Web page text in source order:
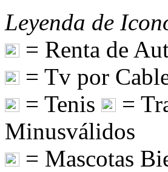
Leyenda de
= Renta de
= Tv por
= Tenis
=
Minusválidos
= Mascotas